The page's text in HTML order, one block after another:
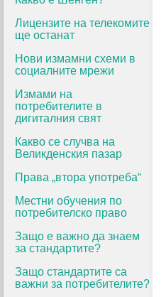
Лицензите на телекомите
ще останат
Нови измамни схеми в
социалните мрежи
Измами на
потребителите в
дигиталния свят
Какво се случва на
Великденския пазар
Права „втора употреба“
Местни обучения по
потребителско право
Защо е важно да знаем
за стандартите?
Защо стандартите са
важни за потребителите?